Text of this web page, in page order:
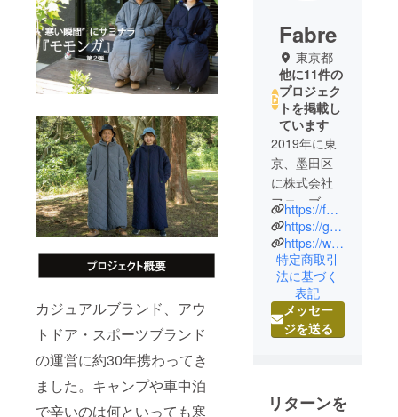
カジュアルブランド、アウ
トドア・スポーツブランド
の運営に約30年携わってき
ました。キャンプや車中泊
で辛いのは何といっても寒
Fabre
東京都
他に11件の
プロジェク
トを掲載し
ています
2019年に東
京、墨田区
に株式会社
ファーブル
を設立。
主にアウト
ドア・ス
ポーツ専門
店、ライフ
スタイル
で使うワク
https://fabre.co.jp/index.html
https://gron.base.ec/
https://www.instagram.com/fabre_ltd
特定商取引
法に基づく
表記
メッセー
ジを送る
リターンを